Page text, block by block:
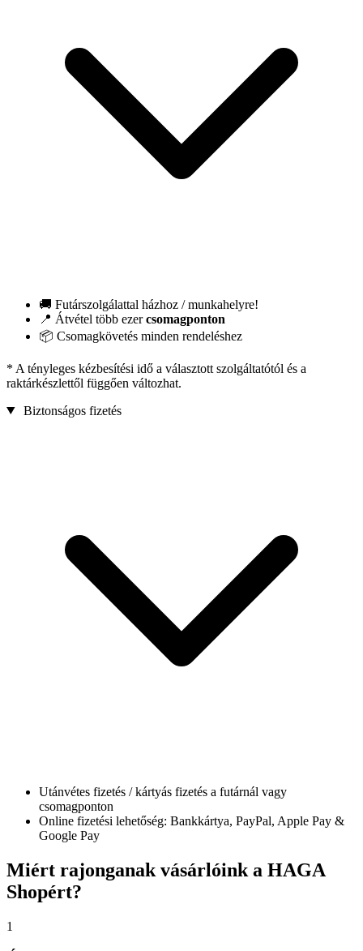
🚚 Futárszolgálattal házhoz / munkahelyre!
📍 Átvétel több ezercsomagponton
📦 Csomagkövetés minden rendeléshez
* A tényleges kézbesítési idő a választott szolgáltatótól és a
raktárkészlettől függően változhat.
Biztonságos fizetés
Utánvétes fizetés / kártyás fizetés a futárnál vagy
csomagponton
Online fizetési lehetőség: Bankkártya, PayPal, Apple Pay &
Google Pay
Miért rajonganak vásárlóink a HAGA
Shopért?
1